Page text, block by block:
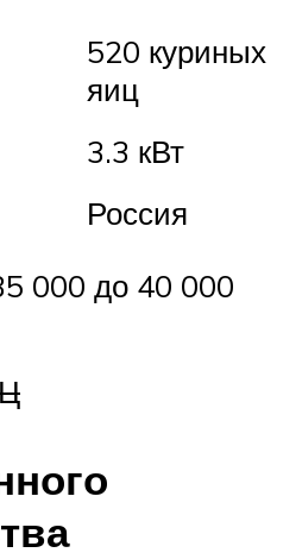
520 куриных
яиц
3.3 кВт
Россия
000 до 40 000